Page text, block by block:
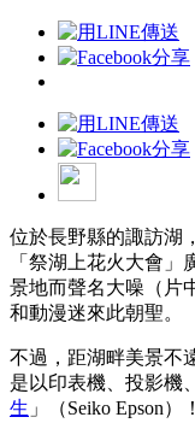
位於長野縣的諏訪湖
「祭湖上花火大會
景地而聲名大噪（片
和動漫迷來此朝聖。
不過，距湖畔美景不
是以印表機、投影機
生 」（Seiko Epson）！